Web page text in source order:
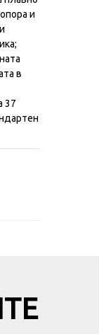
и
в
37